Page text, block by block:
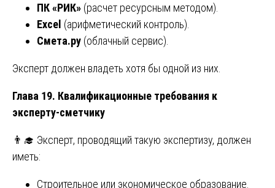
ПК «РИК» (расчет ресурсным методом).
Excel (арифметический контроль).
Смета.ру (облачный сервис).
Эксперт должен владеть хотя бы одной из них.
Глава 19. Квалификационные требования к
эксперту-сметчику
👨‍🎓 Эксперт, проводящий такую экспертизу, должен
иметь:
Строительное или экономическое образование.